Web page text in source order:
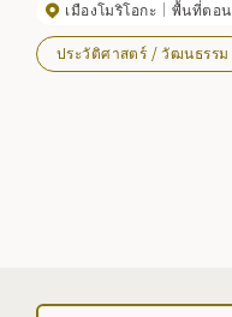
ว่า ``ตั้งแต่ฉันเกิดมา ฉันยังไ
ตกหรือทิศตะวันออก "ทาคุโบ
เมืองโมริโอกะ พื้นที่ตอน
ประวัติศาสตร์ / วัฒนธรรม